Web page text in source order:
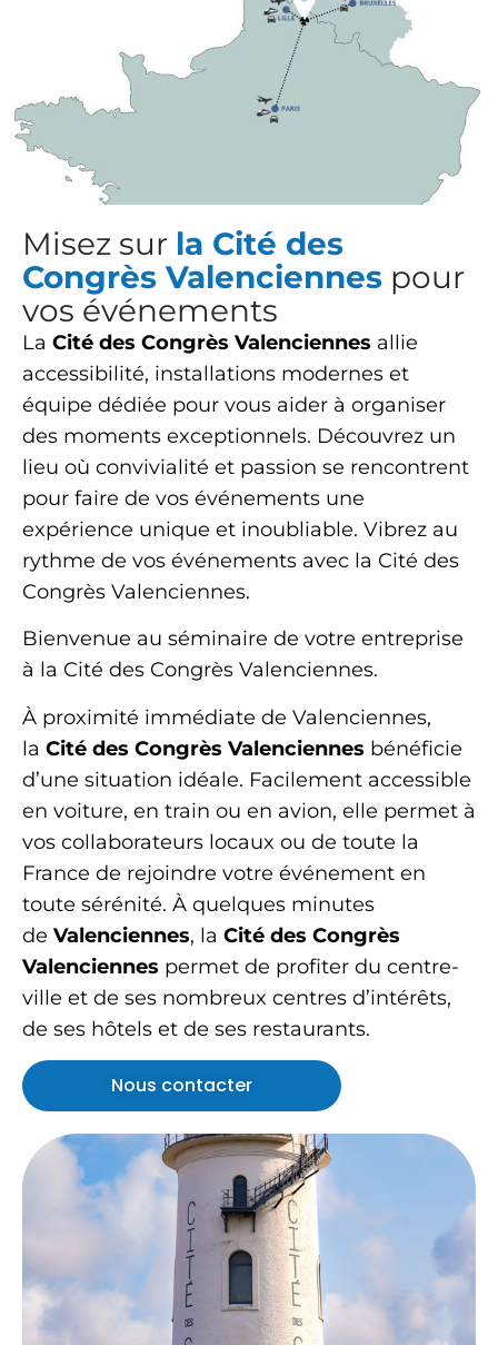
Misez sur la Cité des
Congrès Valenciennes pour
vos événements
La Cité des Congrès Valenciennes allie
accessibilité, installations modernes et
équipe dédiée pour vous aider à organiser
des moments exceptionnels. Découvrez un
lieu où convivialité et passion se rencontrent
pour faire de vos événements une
expérience unique et inoubliable. Vibrez au
rythme de vos événements avec la Cité des
Congrès Valenciennes.
Bienvenue au séminaire de votre entreprise
à la Cité des Congrès Valenciennes.
À proximité immédiate de Valenciennes,
la Cité des Congrès Valenciennes bénéficie
d’une situation idéale. Facilement accessible
en voiture, en train ou en avion, elle permet à
vos collaborateurs locaux ou de toute la
France de rejoindre votre événement en
toute sérénité. À quelques minutes
de Valenciennes, la Cité des Congrès
Valenciennes permet de profiter du centre-
ville et de ses nombreux centres d’intérêts,
de ses hôtels et de ses restaurants.
Nous contacter